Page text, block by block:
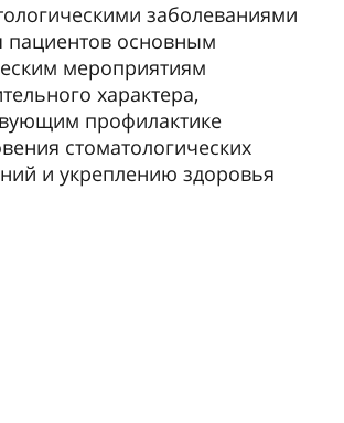
заболеваниями
пациентов основным
мероприятиям
характера,
профилактике
стоматологических
и укреплению здоровья